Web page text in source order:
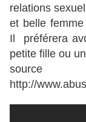
relations
et belle
Il préférera
petite fille ou
http://